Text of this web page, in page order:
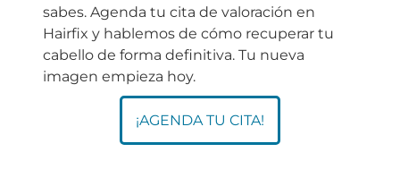
sabes. Agenda tu cita de valoración en
Hairfix y hablemos de cómo recuperar tu
cabello de forma definitiva. Tu nueva
imagen empieza hoy.
¡AGENDA TU CITA!